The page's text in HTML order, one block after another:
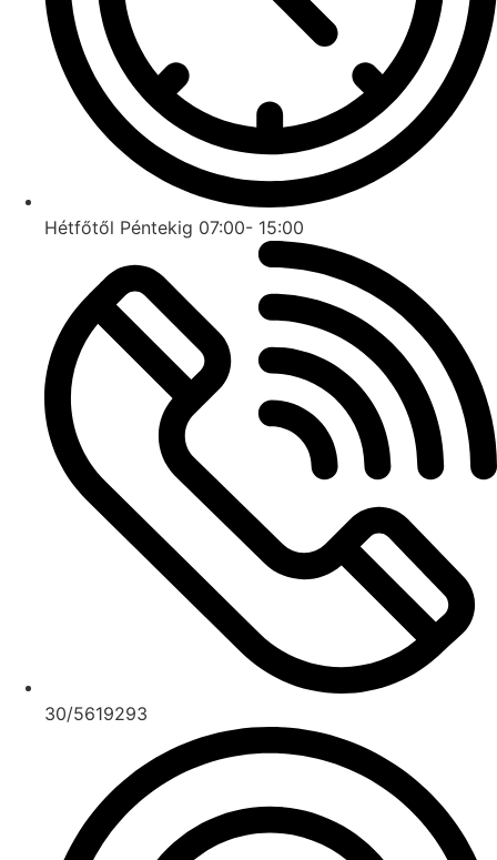
Hétfőtől Péntekig 07:00- 15:00
30/5619293